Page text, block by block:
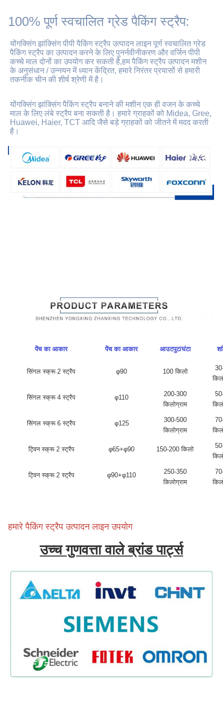
100% पूर्ण स्वचालित ग्रेड पैकिंग स्ट्रैप:
योंगक्सिंग झांक्सिंग पीपी पैकिंग स्ट्रैप उत्पादन लाइन पूर्ण स्वचालित ग्रेड
पैकिंग स्ट्रैप का उत्पादन करने के लिए पुनर्नवीनीकरण और वर्जिन पीपी
कच्चे माल दोनों का उपयोग कर सकती है,हम पैकिंग स्ट्रैप उत्पादन मशीन
के अनुसंधान / उन्नयन में ध्यान केंद्रित, हमारे निरंतर प्रयासों से हमारी
तकनीक चीन की शीर्ष श्रेणी में है।
योंगक्सिंग झांक्सिंग पैकिंग स्ट्रैप बनाने की मशीन एक ही वजन के कच्चे
माल के लिए लंबे स्ट्रैप बना सकती है। हमारे ग्राहकों को Midea, Gree,
Huawei, Haier, TCT आदि जैसे बड़े ग्राहकों को जीतने में मदद करती
है।
पेंच का आकार पेंच का आकार आउटपुट/घंटा
सिंगल स्क्रू 2 स्ट्रैप φ90 100 किलो
सिंगल स्क्रू 4 स्ट्रैप φ110
200-300
किलोग्राम
सिंगल स्क्रू 6 स्ट्रैप φ125
300-500
किलोग्राम
ट्विन स्क्रू 2 स्ट्रैप φ65+φ90 150-200 किलो
ट्विन स्क्रू 2 स्ट्रैप φ90+φ110
250-350
किलोग्राम
हमारे पैकिंग स्ट्रैप उत्पादन लाइन उपयोग
उच्च गुणवत्ता वाले ब्रांड पार्ट्स